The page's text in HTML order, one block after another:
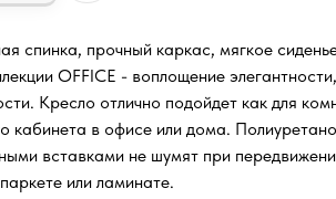
спинка, прочный каркас, мягкое
OFFICE - воплощение
Кресло отлично подойдет как для
кабинета в офисе или дома.
вставками не шумят при
или ламинате.